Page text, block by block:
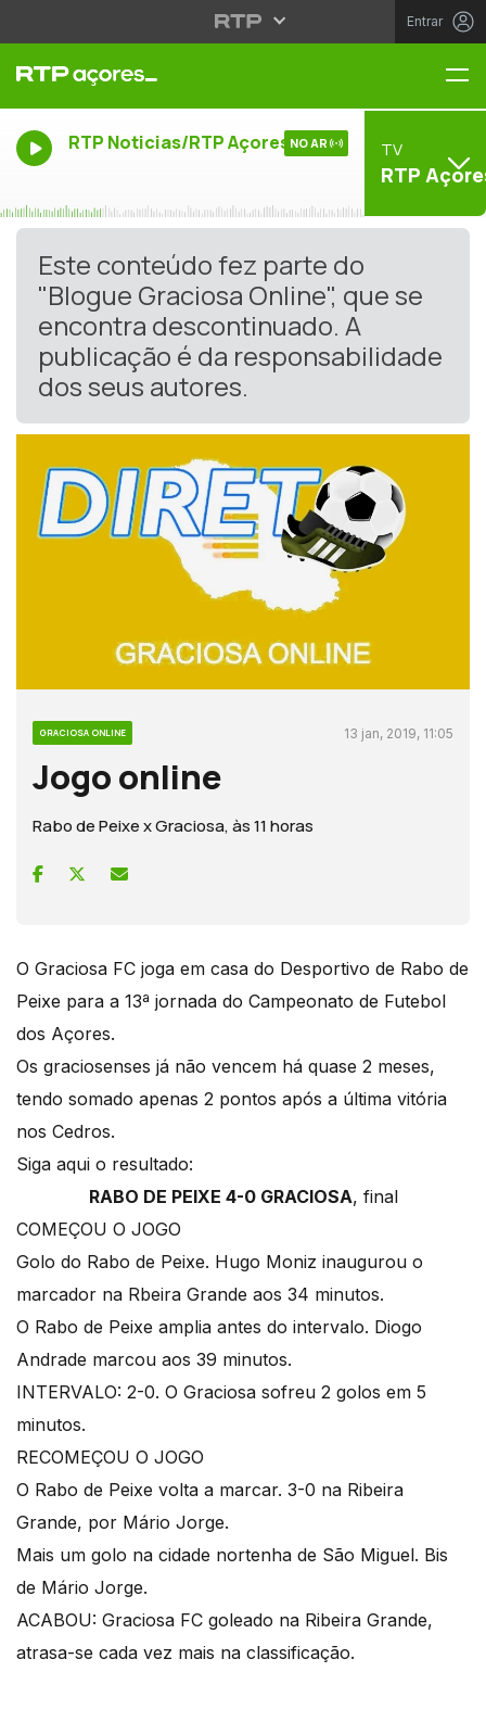
Entrar
RTP Noticias/RTP Açores NO AR TV
RTP
Este conteúdo fez parte do
"Blogue Graciosa Online", que se
encontra descontinuado. A
publicação é da responsabilidade
dos seus autores.
GRACIOSA ONLINE 13 jan, 2019, 11:05
Jogo online
Rabo de Peixe x Graciosa, às 11 horas
O Graciosa FC joga em casa do Desportivo de Rabo de
Peixe para a 13ª jornada do Campeonato de Futebol
dos Açores.
Os graciosenses já não vencem há quase 2 meses,
tendo somado apenas 2 pontos após a última vitória
nos Cedros.
Siga aqui o resultado:
RABO DE PEIXE 4-0 GRACIOSA, final
COMEÇOU O JOGO
Golo do Rabo de Peixe. Hugo Moniz inaugurou o
marcador na Rbeira Grande aos 34 minutos.
O Rabo de Peixe amplia antes do intervalo. Diogo
Andrade marcou aos 39 minutos.
INTERVALO: 2-0. O Graciosa sofreu 2 golos em 5
minutos.
RECOMEÇOU O JOGO
O Rabo de Peixe volta a marcar. 3-0 na Ribeira
Grande, por Mário Jorge.
Mais um golo na cidade nortenha de São Miguel. Bis
de Mário Jorge.
ACABOU: Graciosa FC goleado na Ribeira Grande,
atrasa-se cada vez mais na classificação.